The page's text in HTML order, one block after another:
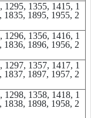
1295, 1355, 1415, 1
1835, 1895, 1955, 2
1296, 1356, 1416, 1
1836, 1896, 1956, 2
1297, 1357, 1417, 1
1837, 1897, 1957, 2
1298, 1358, 1418, 1
1838, 1898, 1958, 2